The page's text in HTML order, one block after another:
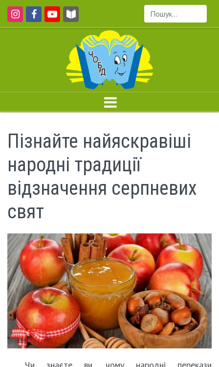
Пошук...
Пізнайте найяскравіші
народні традиції
відзначення серпневих
свят